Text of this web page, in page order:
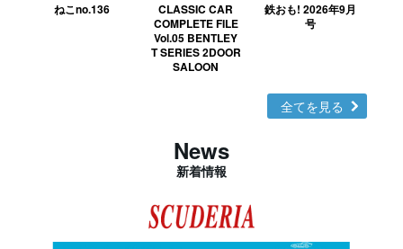
ねこno.136
CLASSIC CAR
COMPLETE FILE
Vol.05 BENTLEY
T SERIES 2DOOR
SALOON
鉄おも! 2026年9月
号
全てを見る
News
新着情報